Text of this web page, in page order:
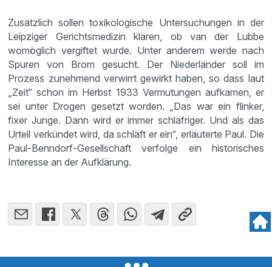
Zusätzlich sollen toxikologische Untersuchungen in der
Leipziger Gerichtsmedizin klären, ob van der Lubbe
womöglich vergiftet wurde. Unter anderem werde nach
Spuren von Brom gesucht. Der Niederländer soll im
Prozess zunehmend verwirrt gewirkt haben, so dass laut
„Zeit“ schon im Herbst 1933 Vermutungen aufkamen, er
sei unter Drogen gesetzt worden. „Das war ein flinker,
fixer Junge. Dann wird er immer schläfriger. Und als das
Urteil verkündet wird, da schläft er ein“, erläuterte Paul. Die
Paul-Benndorf-Gesellschaft verfolge ein historisches
Interesse an der Aufklärung.